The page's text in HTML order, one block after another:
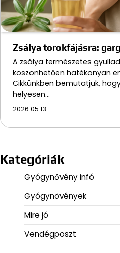
Zsálya torokfájásra:
A zsálya természetes
köszönhetően hatékonyan
Cikkünkben bemutatjuk,
helyesen…
2026.05.13.
Kategóriák
Gyógynővény infó
Gyógynövények
Mire jó
Vendégposzt